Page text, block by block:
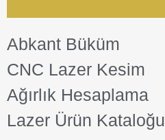
Abkant Büküm
CNC Lazer Kesim
Ağırlık Hesaplama
Lazer Ürün Kataloğu